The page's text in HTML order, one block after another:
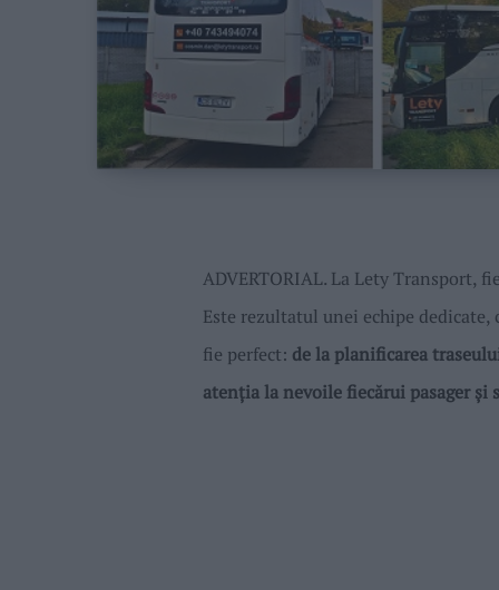
ADVERTORIAL. La Lety Transport,
Este rezultatul unei echipe
fie perfect: de la planificarea
atenția la nevoile fiecărui pasager